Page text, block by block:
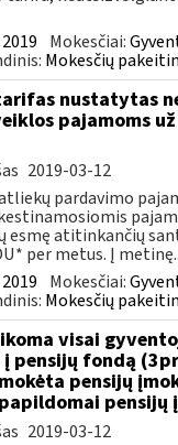
2019 Mokesčiai:
Mokesčių
nustatytas
pajamoms
2019-03-12
pardavimo
esmę atitinkančių
per metus. Į
2019 Mokesčiai:
Mokesčių
visai
pensijų fondą
pensijų
pensijų
2019-03-12